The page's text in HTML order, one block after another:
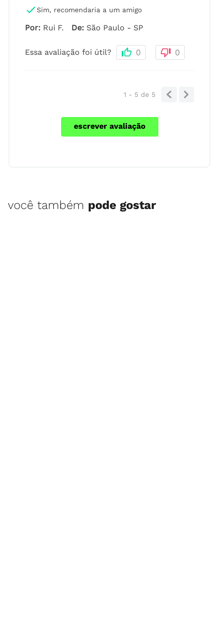
Sim, recomendaria a um amigo
Por: Rui F. De: São Paulo - SP
Essa avaliação foi útil? 0 0
1 - 5 de 5
escrever avaliação
você também pode gostar